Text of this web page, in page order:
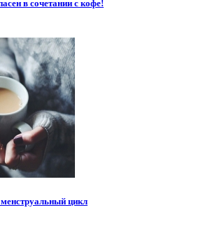
в сочетании с кофе!
цикл